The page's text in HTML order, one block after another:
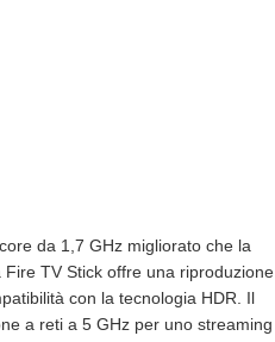
da 1,7 GHz migliorato che la
TV Stick offre una riproduzione
con la tecnologia HDR. Il
a reti a 5 GHz per uno streaming